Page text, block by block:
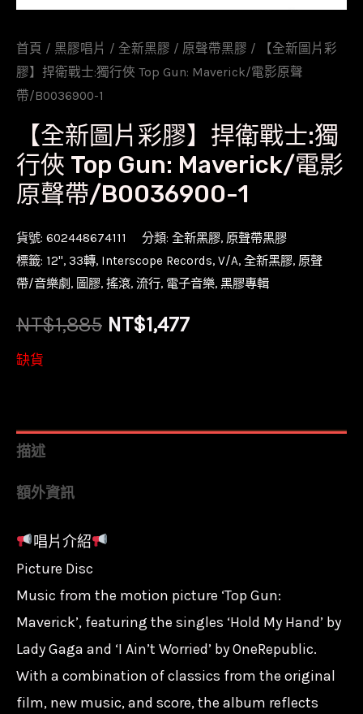
首頁 / 黑膠唱片 / 全新黑膠 / 原聲帶黑膠 / 【全新圖片彩
膠】捍衛戰士:獨行俠 Top Gun: Maverick/電影原聲
帶/B0036900-1
【全新圖片彩膠】捍衛戰士:獨
行俠 Top Gun: Maverick/電影
原聲帶/B0036900-1
貨號: 602448674111 分類: 全新黑膠, 原聲帶黑膠
標籤: 12'', 33轉, Interscope Records, V/A, 全新黑膠, 原聲
帶/音樂劇 , 圖膠, 搖滾, 流行, 電子音樂, 黑膠專輯
NT$1,885 原
格：
NT$1,477目
格：
缺貨
描述
額外資訊
唱片介紹
Picture Disc
Music from the motion picture ‘Top Gun:
Maverick’, featuring the singles ‘Hold My Hand’ by
Lady Gaga and ‘I Ain’t Worried’ by OneRepublic.
With a combination of classics from the original
film, new music, and score, the album reflects